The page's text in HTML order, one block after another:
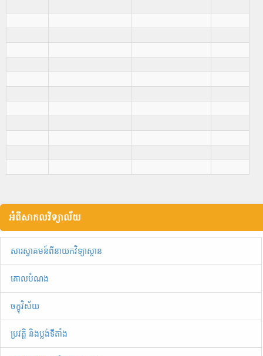
អំពីសាកលវិទ្យាល័យ
សារស្វាគមន៍ពីនាយកវិទ្យាស្ថាន
គោលបំណង
ចក្ខុវិស័យ
ប្រវត្តិ និងប្លង់ទីតាំង